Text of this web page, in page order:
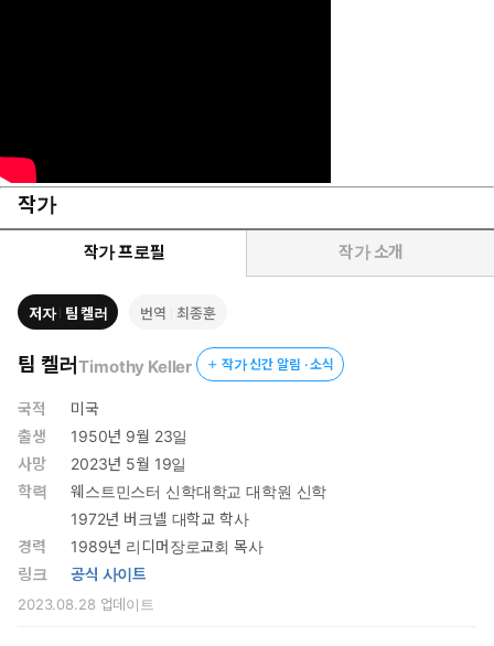
작가
작가 프로필 작가 소개
저자 팀 켈러 번역 최종훈
팀 켈러Timothy Keller 작가 신간 알림 · 소식
국적
미국
출생
1950년 9월 23일
사망
2023년 5월 19일
학력
웨스트민스터 신학대학교 대학원 신학
1972년 버크넬 대학교 학사
경력
1989년 리디머장로교회 목사
링크
공식 사이트
2023.08.28 업데이트